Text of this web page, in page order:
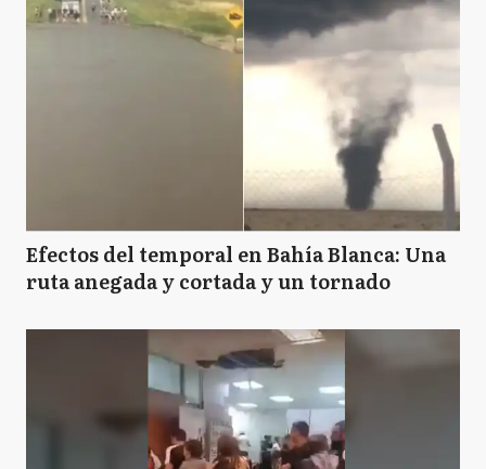
Efectos del temporal en Bahía Blanca: Una
ruta anegada y cortada y un tornado